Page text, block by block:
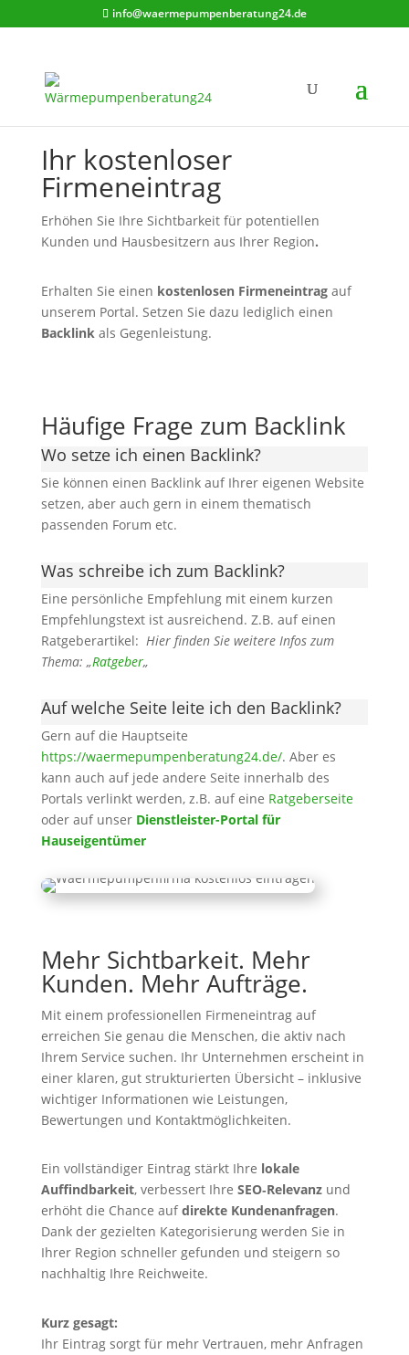
info@waermepumpenberatung24.de
Ihr kostenloser
Firmeneintrag
Erhöhen Sie Ihre Sichtbarkeit für potentiellen
Kunden und Hausbesitzern aus Ihrer Region.
Erhalten Sie einen kostenlosen Firmeneintragauf
unserem Portal. Setzen Sie dazu lediglich einen
Backlink als Gegenleistung.
Häufige Frage zum Backlink
Wo setze ich einen Backlink?
Sie können einen Backlink auf Ihrer eigenen Website
setzen, aber auch gern in einem thematisch
passenden Forum etc.
Was schreibe ich zum Backlink?
Eine persönliche Empfehlung mit einem kurzen
Empfehlungstext ist ausreichend. Z.B. auf einen
Ratgeberartikel: Hier finden Sie weitere Infos zum
Thema: „Ratgeber„
Auf welche Seite leite ich den Backlink?
Gern auf die Hauptseite
https://waermepumpenberatung24.de/. Aber es
kann auch auf jede andere Seite innerhalb des
Portals verlinkt werden, z.B. auf eine Ratgeberseite
oder auf unser Dienstleister-Portal für
Hauseigentümer
Mehr Sichtbarkeit. Mehr
Kunden. Mehr Aufträge.
Mit einem professionellen Firmeneintrag auf
erreichen Sie genau die Menschen, die aktiv nach
Ihrem Service suchen. Ihr Unternehmen erscheint in
einer klaren, gut strukturierten Übersicht – inklusive
wichtiger Informationen wie Leistungen,
Bewertungen und Kontaktmöglichkeiten.
Ein vollständiger Eintrag stärkt Ihre lokale
Auffindbarkeit, verbessert Ihre SEO‑Relevanzund
erhöht die Chance aufdirekte Kundenanfragen.
Dank der gezielten Kategorisierung werden Sie in
Ihrer Region schneller gefunden und steigern so
nachhaltig Ihre Reichweite.
Kurz gesagt:
Ihr Eintrag sorgt für mehr Vertrauen, mehr Anfragen